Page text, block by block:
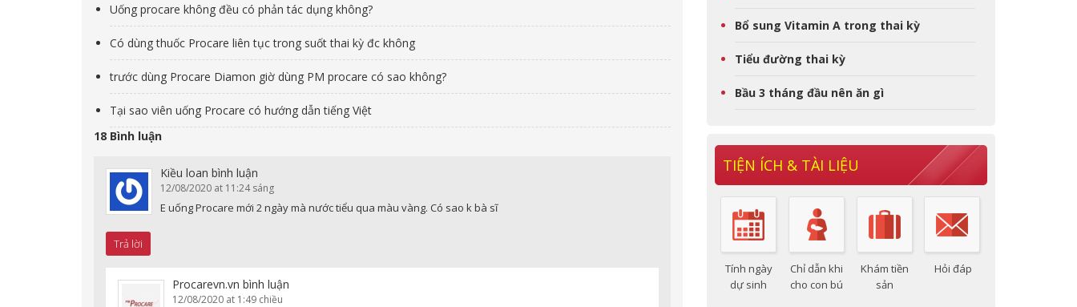
Uống procare không đều có phản tác dụng không?
Có dùng thuốc Procare liên tục trong suốt thai kỳ đc không
trước dùng Procare Diamon giờ dùng PM procare có sao không?
Tại sao viên uống Procare có hướng dẫn tiếng Việt
18 Bình luận
Kiều loan bình luận
12/08/2020 at 11:24 sáng
E uống Procare mới 2 ngày mà nước tiểu qua màu vàng. Có sao k bà sĩ
Trả lời
Procarevn.vn bình luận
12/08/2020 at 1:49 chiều
Bổ sung Vitamin A trong thai kỳ
Tiểu đường thai kỳ
Bầu 3 tháng đầu nên ăn gì
TIỆN ÍCH & TÀI LIỆU
Tính ngày
dự sinh
Chỉ dẫn khi
cho con bú
Khám tiền
sản
Hỏi đáp